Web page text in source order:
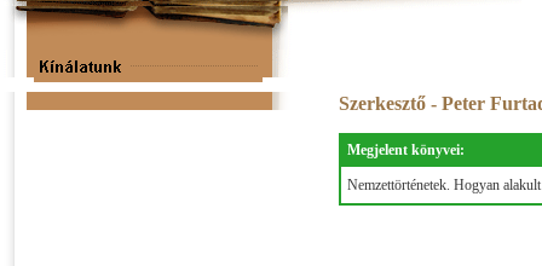
Szerkesztő - Peter
Megjelent könyvei:
Nemzettörténetek. Hogyan